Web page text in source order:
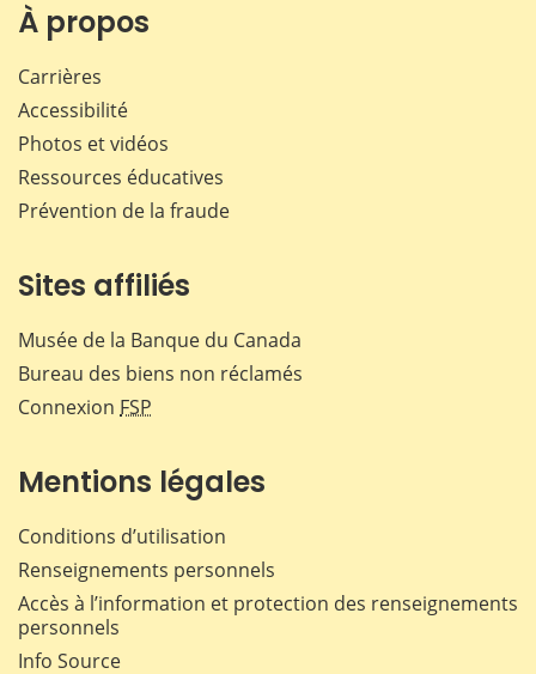
À propos
Carrières
Accessibilité
Photos et vidéos
Ressources éducatives
Prévention de la fraude
Sites affiliés
Musée de la Banque du Canada
Bureau des biens non réclamés
Connexion FSP
Mentions légales
Conditions d’utilisation
Renseignements personnels
Accès à l’information et protection des renseignements
personnels
Info Source